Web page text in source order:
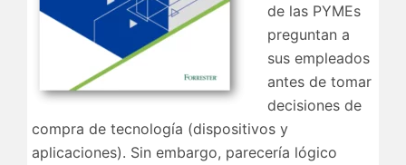
de las PYMEs
preguntan a
sus empleados
antes de tomar
decisiones de
compra de tecnología (dispositivos y
aplicaciones). Sin embargo, parecería lógico